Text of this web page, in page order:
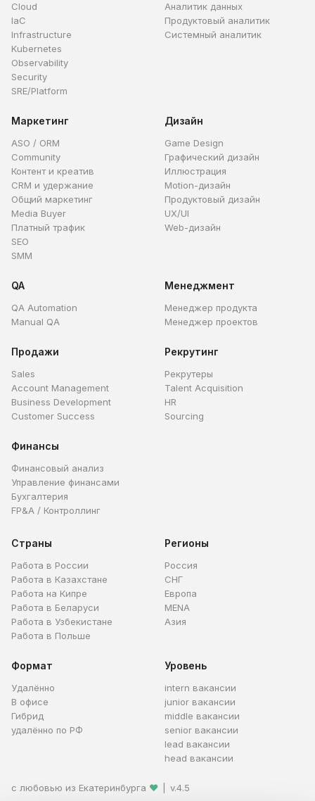
Cloud
IaC
Infrastructure
Kubernetes
Observability
Security
SRE/Platform
Аналитик данных
Продуктовый аналитик
Системный аналитик
Маркетинг
ASO / ORM
Community
Контент и креатив
CRM и удержание
Общий маркетинг
Media Buyer
Платный трафик
SEO
SMM
Дизайн
Game Design
Графический дизайн
Иллюстрация
Motion-дизайн
Продуктовый дизайн
UX/UI
Web-дизайн
QA
QA Automation
Manual QA
Менеджмент
Менеджер продукта
Менеджер проектов
Продажи
Sales
Account Management
Business Development
Customer Success
Рекрутинг
Рекрутеры
Talent Acquisition
HR
Sourcing
Финансы
Финансовый анализ
Управление финансами
Бухгалтерия
FP&A / Контроллинг
Страны
Работа в России
Работа в Казахстане
Работа на Кипре
Работа в Беларуси
Работа в Узбекистане
Работа в Польше
Регионы
Россия
СНГ
Европа
MENA
Азия
Формат
Удалённо
В офисе
Гибрид
удалённо по РФ
Уровень
intern вакансии
junior вакансии
middle вакансии
senior вакансии
lead вакансии
head вакансии
с любовью из Екатеринбурга ❤
v.4.5